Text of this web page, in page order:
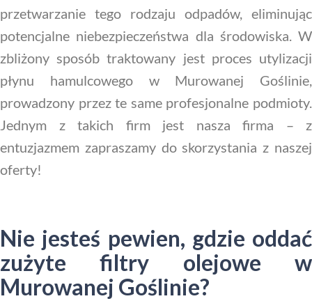
przetwarzanie tego rodzaju odpadów, eliminując
potencjalne niebezpieczeństwa dla środowiska. W
zbliżony sposób traktowany jest proces utylizacji
płynu hamulcowego w Murowanej Goślinie,
prowadzony przez te same profesjonalne podmioty.
Jednym z takich firm jest nasza firma – z
entuzjazmem zapraszamy do skorzystania z naszej
oferty!
Nie jesteś pewien, gdzie oddać
zużyte filtry olejowe w
Murowanej Goślinie?